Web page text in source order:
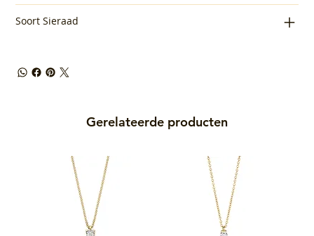
Soort Sieraad
Gerelateerde producten